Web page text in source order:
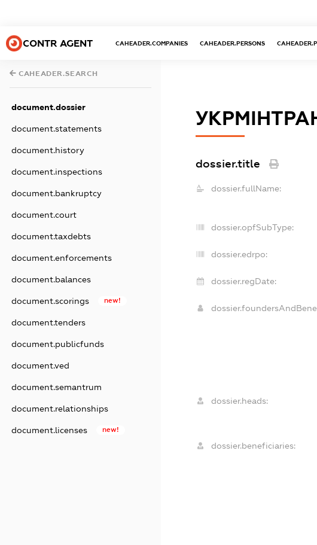
CONTR AGENT CAHEADER.COMPANIES CAHEADER.PERSONS
CAHEADER.SEARCH
document.dossier
document.statements
document.history
document.inspections
document.bankruptcy
document.court
document.taxdebts
document.enforcements
document.balances
document.scorings new!
document.tenders
document.publicfunds
document.ved
document.semantrum
document.relationships
document.licenses new!
dossier.title
dossier.fullName:
dossier.opfSubType:
dossier.edrpo:
dossier.regDate:
dossier.heads:
dossier.beneficiaries: